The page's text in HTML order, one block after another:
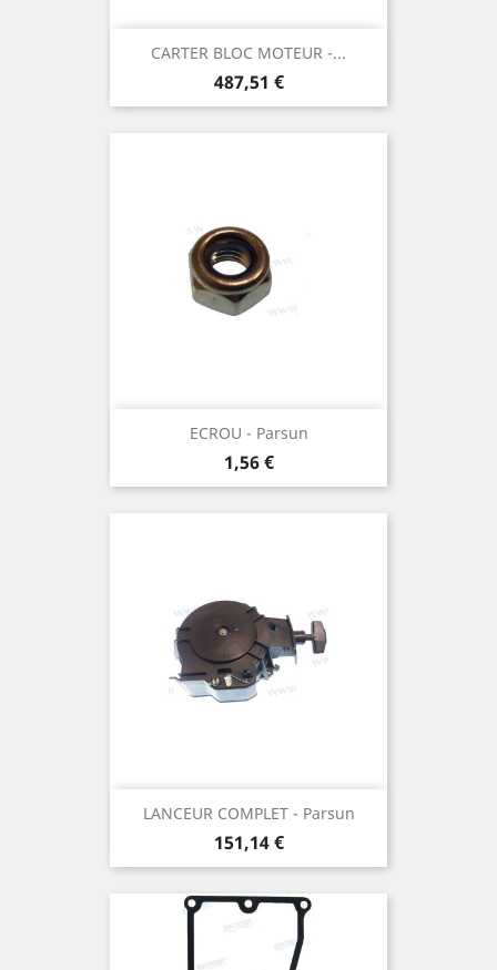
CARTER BLOC MOTEUR -...
Prix
487,51 €
ECROU - Parsun
Prix
1,56 €
LANCEUR COMPLET - Parsun
Prix
151,14 €